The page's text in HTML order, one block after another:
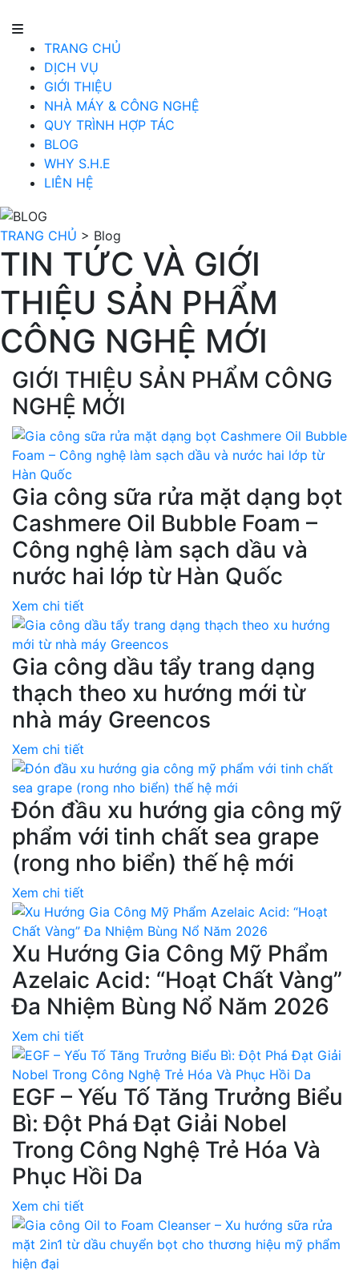
TRANG CHỦ
DỊCH VỤ
GIỚI THIỆU
NHÀ MÁY & CÔNG NGHỆ
QUY TRÌNH HỢP TÁC
BLOG
WHY S.H.E
LIÊN HỆ
TRANG CHỦ > Blog
TIN TỨC VÀ GIỚI
THIỆU SẢN PHẨM
CÔNG NGHỆ MỚI
GIỚI THIỆU SẢN PHẨM CÔNG
NGHỆ MỚI
Gia công sữa rửa mặt dạng bọt
Cashmere Oil Bubble Foam –
Công nghệ làm sạch dầu và
nước hai lớp từ Hàn Quốc
Xem chi tiết
Gia công dầu tẩy trang dạng
thạch theo xu hướng mới từ
nhà máy Greencos
Xem chi tiết
Đón đầu xu hướng gia công mỹ
phẩm với tinh chất sea grape
(rong nho biển) thế hệ mới
Xem chi tiết
Xu Hướng Gia Công Mỹ Phẩm
Azelaic Acid: “Hoạt Chất Vàng”
Đa Nhiệm Bùng Nổ Năm 2026
Xem chi tiết
EGF – Yếu Tố Tăng Trưởng Biểu
Bì: Đột Phá Đạt Giải Nobel
Trong Công Nghệ Trẻ Hóa Và
Phục Hồi Da
Xem chi tiết